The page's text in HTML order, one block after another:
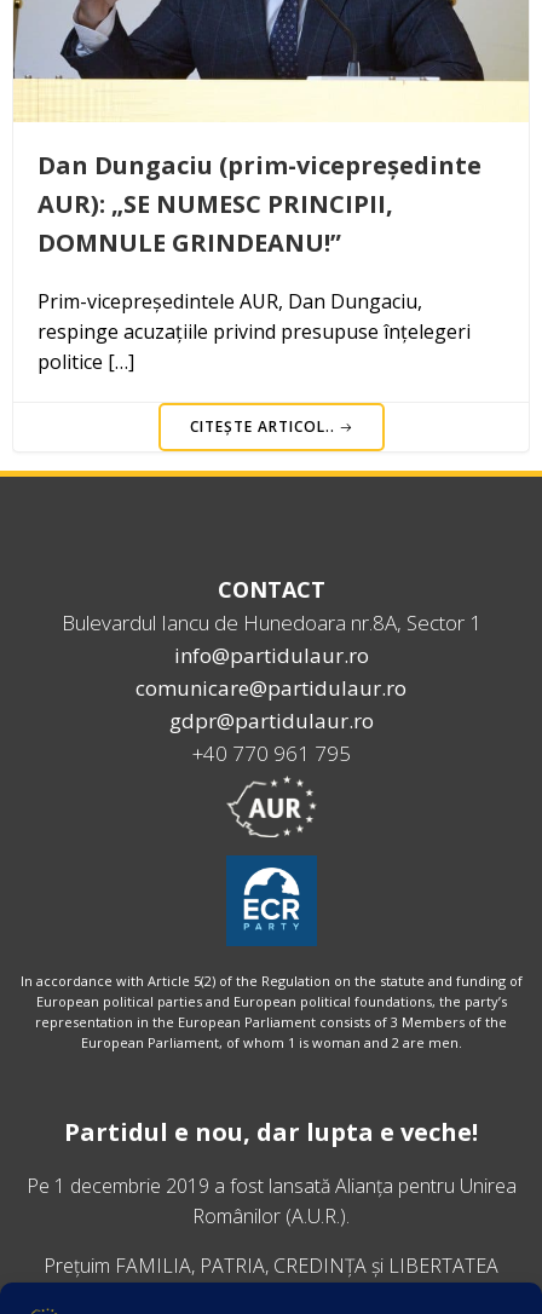
Dan Dungaciu (prim-vicepreședinte
AUR): „SE NUMESC PRINCIPII,
DOMNULE GRINDEANU!”
Prim-vicepreședintele AUR, Dan Dungaciu,
respinge acuzațiile privind presupuse înțelegeri
politice […]
CITEȘTE ARTICOL..
CONTACT
Bulevardul Iancu de Hunedoara nr.8A, Sector 1
info@partidulaur.ro
comunicare@partidulaur.ro
gdpr@partidulaur.ro
+40 770 961 795
In accordance with Article 5(2) of the Regulation on the statute and funding of
European political parties and European political foundations, the party’s
representation in the European Parliament consists of 3 Members of the
European Parliament, of whom 1 is woman and 2 are men.
Partidul e nou, dar lupta e veche!
Pe 1 decembrie 2019 a fost lansatăAlianța pentru Unirea
Românilor (A.U.R.).
Prețuim FAMILIA, PATRIA, CREDINȚA și LIBERTATEA